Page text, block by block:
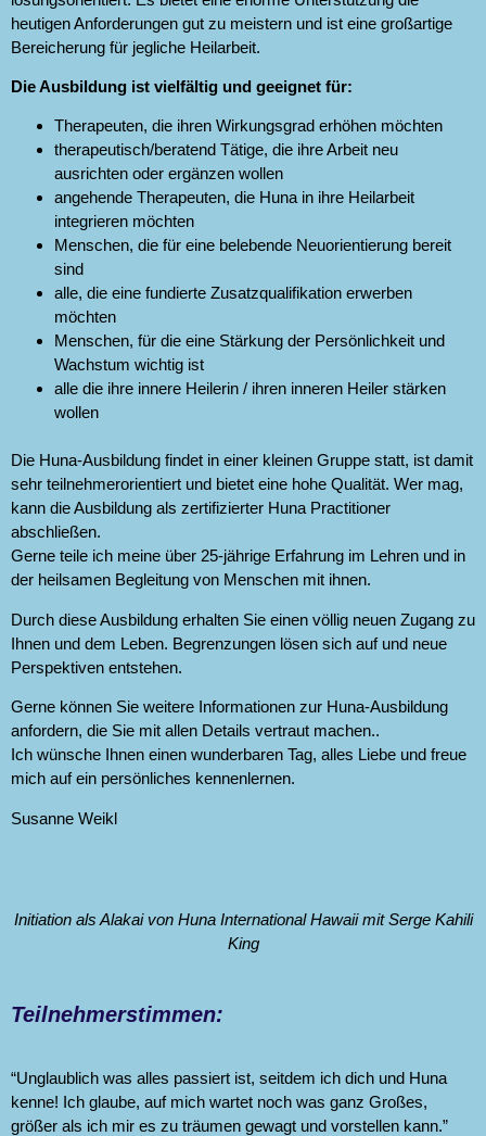
heutigen Anforderungen gut zu meistern und ist eine großartige
Bereicherung für jegliche Heilarbeit.
Die Ausbildung ist vielfältig und geeignet für:
Therapeuten, die ihren Wirkungsgrad erhöhen möchten
therapeutisch/beratend Tätige, die ihre Arbeit neu
ausrichten oder ergänzen wollen
angehende Therapeuten, die Huna in ihre Heilarbeit
integrieren möchten
Menschen, die für eine belebende Neuorientierung bereit
sind
alle, die eine fundierte Zusatzqualifikation erwerben
möchten
Menschen, für die eine Stärkung der Persönlichkeit und
Wachstum wichtig ist
alle die ihre innere Heilerin / ihren inneren Heiler stärken
wollen
Die Huna-Ausbildung findet in einer kleinen Gruppe statt, ist damit
sehr teilnehmerorientiert und bietet eine hohe Qualität. Wer mag,
kann die Ausbildung als zertifizierter Huna Practitioner
abschließen.
Gerne teile ich meine über 25-jährige Erfahrung im Lehren und in
der heilsamen Begleitung von Menschen mit ihnen.
Durch diese Ausbildung erhalten Sie einen völlig neuen Zugang zu
Ihnen und dem Leben. Begrenzungen lösen sich auf und neue
Perspektiven entstehen.
Gerne können Sie weitere Informationen zur Huna-Ausbildung
anfordern, die Sie mit allen Details vertraut machen..
Ich wünsche Ihnen einen wunderbaren Tag, alles Liebe und freue
mich auf ein persönliches kennenlernen.
Susanne Weikl
Initiation als Alakai von Huna International Hawaii mit Serge Kahili
King
Teilnehmerstimmen:
“Unglaublich was alles passiert ist, seitdem ich dich und Huna
kenne! Ich glaube, auf mich wartet noch was ganz Großes,
größer als ich mir es zu träumen gewagt und vorstellen kann.”